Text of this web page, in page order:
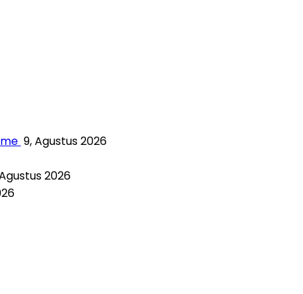
9, Agustus 2026
2026